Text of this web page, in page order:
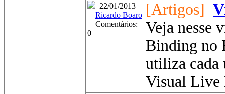
22/01/2013
Ricardo Boaro
Comentários:
0
[Artigos]
Veja nesse
Binding no
utiliza cada
Visual Live